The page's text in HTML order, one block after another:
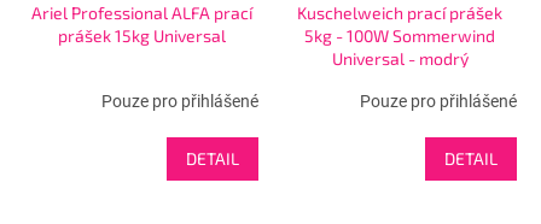
Ariel Professional ALFA prací
prášek 15kg Universal
Pouze pro přihlášené
DETAIL
Kuschelweich prací prášek
5kg - 100W Sommerwind
Universal - modrý
Pouze pro přihlášené
DETAIL